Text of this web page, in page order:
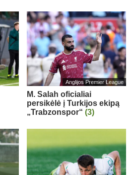
Anglijos Premier League
M. Salah oficialiai
persikėlė į Turkijos ekipą
„Trabzonspor“ (3)